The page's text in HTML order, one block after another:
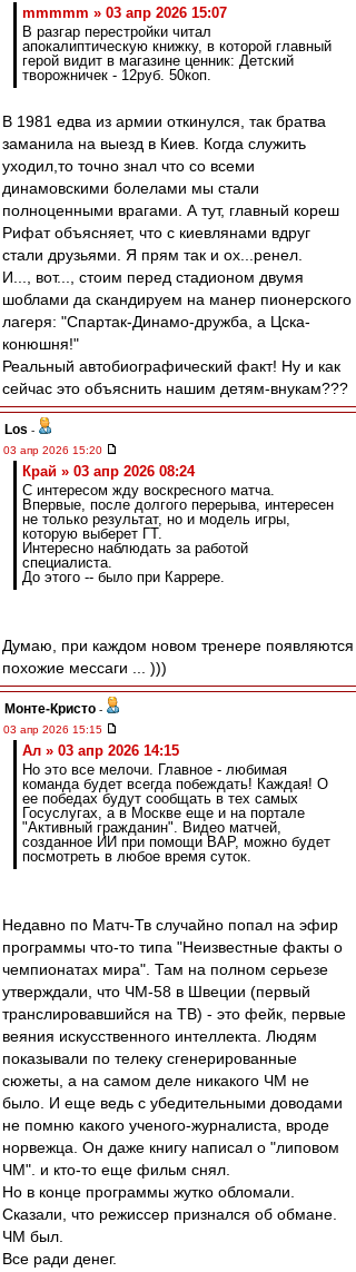
mmmmm » 03 апр 2026 15:07
В разгар перестройки читал
апокалиптическую книжку, в которой главный
герой видит в магазине ценник: Детский
творожничек - 12руб. 50коп.
В 1981 едва из армии откинулся, так братва
заманила на выезд в Киев. Когда служить
уходил,то точно знал что со всеми
динамовскими болелами мы стали
полноценными врагами. А тут, главный кореш
Рифат объясняет, что с киевлянами вдруг
стали друзьями. Я прям так и ох...ренел.
И..., вот..., стоим перед стадионом двумя
шоблами да скандируем на манер пионерского
лагеря: "Спартак-Динамо-дружба, а Цска-
конюшня!"
Реальный автобиографический факт! Ну и как
сейчас это объяснить нашим детям-внукам???
Los -
03 апр 2026 15:20
Край » 03 апр 2026 08:24
С интересом жду воскресного матча.
Впервые, после долгого перерыва, интересен
не только результат, но и модель игры,
которую выберет ГТ.
Интересно наблюдать за работой
специалиста.
До этого -- было при Каррере.
Думаю, при каждом новом тренере появляются
похожие мессаги ... )))
Монте-Кристо -
03 апр 2026 15:15
Ал » 03 апр 2026 14:15
Но это все мелочи. Главное - любимая
команда будет всегда побеждать! Каждая! О
ее победах будут сообщать в тех самых
Госуслугах, а в Москве еще и на портале
"Активный гражданин". Видео матчей,
созданное ИИ при помощи ВАР, можно будет
посмотреть в любое время суток.
Недавно по Матч-Тв случайно попал на эфир
программы что-то типа "Неизвестные факты о
чемпионатах мира". Там на полном серьезе
утверждали, что ЧМ-58 в Швеции (первый
транслировавшийся на ТВ) - это фейк, первые
веяния искусственного интеллекта. Людям
показывали по телеку сгенерированные
сюжеты, а на самом деле никакого ЧМ не
было. И еще ведь с убедительными доводами
не помню какого ученого-журналиста, вроде
норвежца. Он даже книгу написал о "липовом
ЧМ". и кто-то еще фильм снял.
Но в конце программы жутко обломали.
Сказали, что режиссер признался об обмане.
ЧМ был.
Все ради денег.